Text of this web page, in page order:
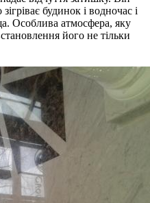
будинок і водночас і
Особлива атмосфера, яку
його не тільки